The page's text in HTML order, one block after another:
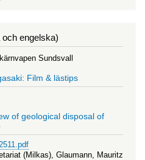
engelska)
Sundsvall
Film & lästips
of geological disposal of
(Milkas), Glaumann, Mauritz